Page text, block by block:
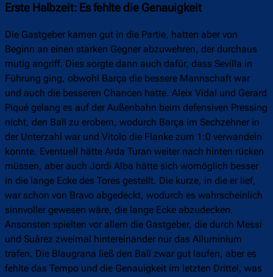
Erste Halbzeit: Es fehlte die Genauigkeit
Die Gastgeber kamen gut in die Partie, hatten aber von
Beginn an einen starken Gegner abzuwehren, der durchaus
mutig angriff. Dies sorgte dann auch dafür, dass Sevilla in
Führung ging, obwohl Barça die bessere Mannschaft war
und auch die besseren Chancen hatte. Aleix Vidal und Gerard
Piqué gelang es auf der Außenbahn beim defensiven Pressing
nicht, den Ball zu erobern, wodurch Barça im Sechzehner in
der Unterzahl war und Vitolo die Flanke zum 1:0 verwandeln
konnte. Eventuell hätte Arda Turan weiter nach hinten rücken
müssen, aber auch Jordi Alba hätte sich womöglich besser
in die lange Ecke des Tores gestellt. Die kurze, in die er lief,
war schon von Bravo abgedeckt, wodurch es wahrscheinlich
sinnvoller gewesen wäre, die lange Ecke abzudecken.
Ansonsten spielten vor allem die Gastgeber, die durch Messi
und Suárez zweimal hintereinander nur das Alluminium
trafen. Die Blaugrana ließ den Ball zwar gut laufen, aber es
fehlte das Tempo und die Genauigkeit im letzten Drittel, was